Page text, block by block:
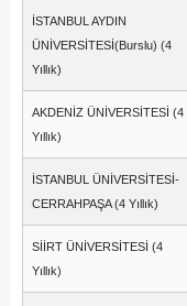
İSTANBUL AYDIN
ÜNİVERSİTESİ(Burslu) (4
Yıllık)
AKDENİZ ÜNİVERSİTESİ (4
Yıllık)
İSTANBUL ÜNİVERSİTESİ-
CERRAHPAŞA (4 Yıllık)
SİİRT ÜNİVERSİTESİ (4
Yıllık)